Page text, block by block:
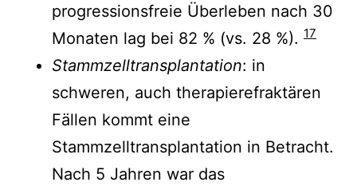
progressionsfreie Überleben nach 30
Monaten lag bei 82 % (vs. 28 %). 17
Stammzelltransplantation: in
schweren, auch therapierefraktären
Fällen kommt eine
Stammzelltransplantation in Betracht.
Nach 5 Jahren war das